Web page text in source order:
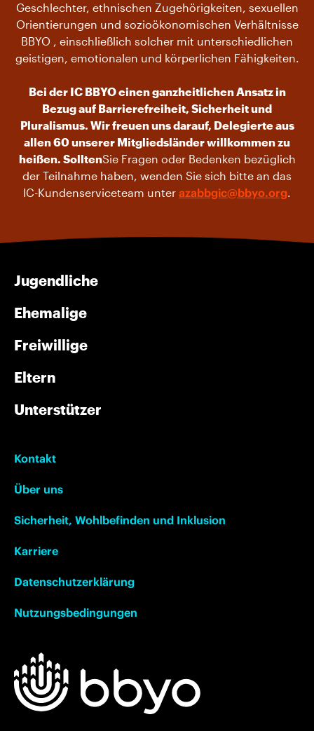
Geschlechter, ethnischen Zugehörigkeiten, sexuellen
Orientierungen und sozioökonomischen Verhältnisse
BBYO , einschließlich solcher mit unterschiedlichen
geistigen, emotionalen und körperlichen Fähigkeiten.
Bei der IC BBYO einen ganzheitlichen Ansatz in
Bezug auf Barrierefreiheit, Sicherheit und
Pluralismus. Wir freuen uns darauf, Delegierte aus
allen 60 unserer Mitgliedsländer willkommen zu
heißen. SolltenSie Fragen oder Bedenken bezüglich
der Teilnahme haben, wenden Sie sich bitte an das
IC-Kundenserviceteam unter azabbgic@bbyo.org.
Jugendliche
Ehemalige
Freiwillige
Eltern
Unterstützer
Kontakt
Über uns
Sicherheit, Wohlbefinden und Inklusion
Karriere
Datenschutzerklärung
Nutzungsbedingungen